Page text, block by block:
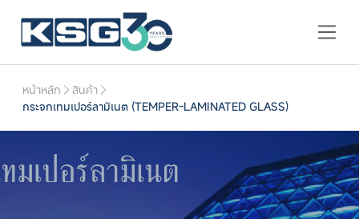
หน้าหลัก
สินค้า
กระจกเทมเปอร์ลามิเนต (TEMPER-LAMINATED GLASS)